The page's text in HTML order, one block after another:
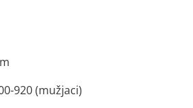
920 (mužjaci)